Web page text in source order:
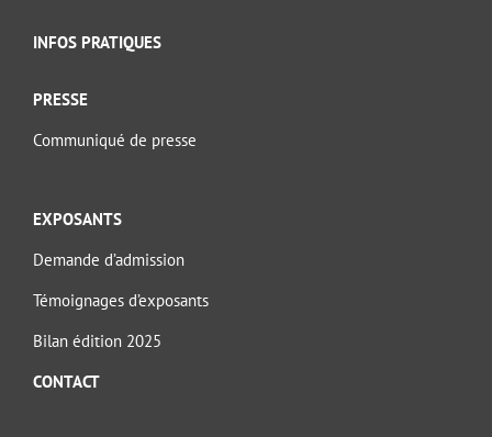
INFOS PRATIQUES
PRESSE
Communiqué de presse
EXPOSANTS
Demande d’admission
Témoignages d’exposants
Bilan édition 2025
CONTACT